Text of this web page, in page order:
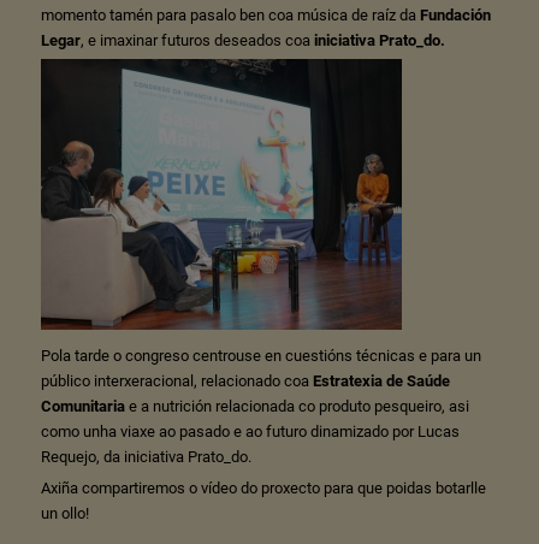
momento tamén para pasalo ben coa música de raíz da Fundación
Legar, e imaxinar futuros deseados coa iniciativa Prato_do.
Pola tarde o congreso centrouse en cuestións técnicas e para un
público interxeracional, relacionado coa Estratexia de Saúde
Comunitariae a nutrición relacionada co produto pesqueiro, asi
como unha viaxe ao pasado e ao futuro dinamizado por Lucas
Requejo, da iniciativa Prato_do.
Axiña compartiremos o vídeo do proxecto para que poidas botarlle
un ollo!